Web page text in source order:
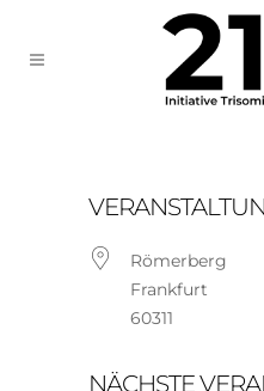
Römerberg
Frankfurt
60311
NÄCHSTE